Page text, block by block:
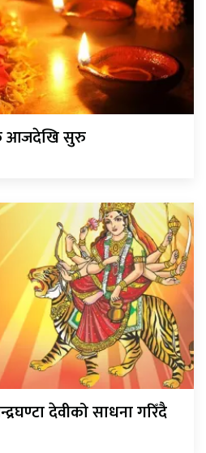
आजदेखि सुरु
देवीको साधना गरिँदै